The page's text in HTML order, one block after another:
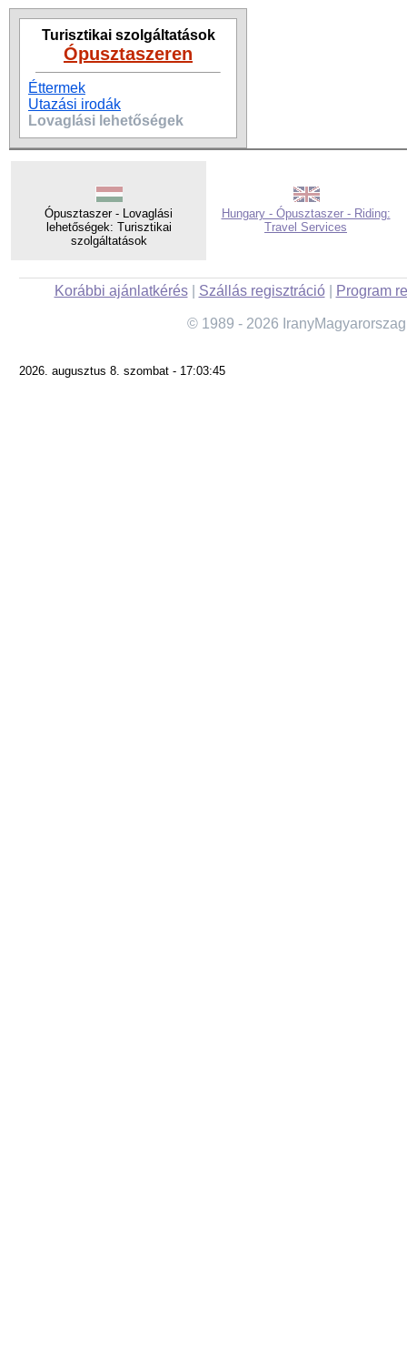
Turisztikai szolgáltatások
Ópusztaszeren
Éttermek
Utazási irodák
Lovaglási lehetőségek
Ópusztaszer - Lovaglási
lehetőségek: Turisztikai
szolgáltatások
Hungary - Ópusztaszer - Riding:
Travel Services
Korábbi ajánlatkérés| Szállás regisztráció| Program
© 1989 - 2026
2026. augusztus 8. szombat - 17:03:45